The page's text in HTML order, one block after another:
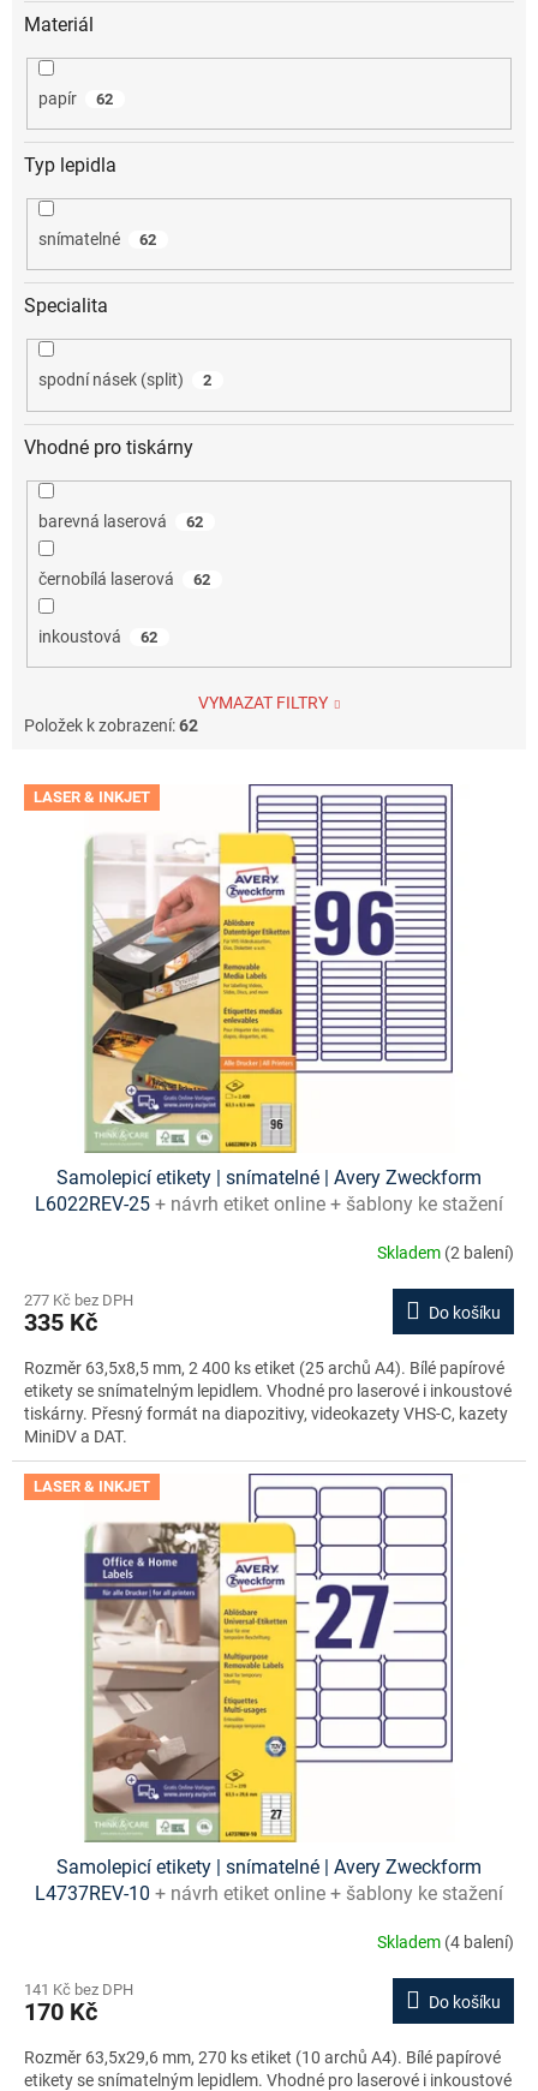
Materiál
papír 62
Typ lepidla
snímatelné 62
Specialita
spodní násek (split) 2
Vhodné pro tiskárny
barevná laserová 62
černobílá laserová 62
inkoustová 62
VYMAZAT FILTRY
Položek k zobrazení:62
V LASER & INKJET
Samolepicí etikety | snímatelné | Avery Zweckform
L6022REV-25 + návrh etiket online + šablony ke stažení
Skladem (2 balení)
277 Kč bez DPH
335 Kč Do košíku
Rozměr 63,5x8,5 mm, 2 400 ks etiket (25 archů A4). Bílé papírové
etikety se snímatelným lepidlem. Vhodné pro laserové i inkoustové
tiskárny. Přesný formát na diapozitivy, videokazety VHS-C, kazety
MiniDV a DAT.
LASER & INKJET
Samolepicí etikety | snímatelné | Avery Zweckform
L4737REV-10 + návrh etiket online + šablony ke stažení
Skladem (4 balení)
141 Kč bez DPH
170 Kč Do košíku
Rozměr 63,5x29,6 mm, 270 ks etiket (10 archů A4). Bílé papírové
etikety se snímatelným lepidlem. Vhodné pro laserové i inkoustové